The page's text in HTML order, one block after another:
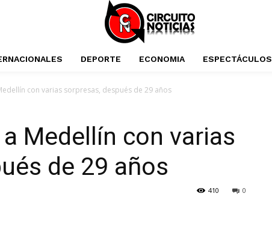
DEPORTE ECONOMIA ESPECTÁCULOS
con varias sorpresas, después de 29 años
Medellín con varias
de 29 años
0
410